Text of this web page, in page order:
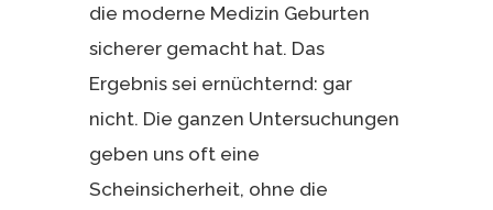
die moderne Medizin Geburten
sicherer gemacht hat. Das
Ergebnis sei ernüchternd: gar
nicht. Die ganzen Untersuchungen
geben uns oft eine
Scheinsicherheit, ohne die